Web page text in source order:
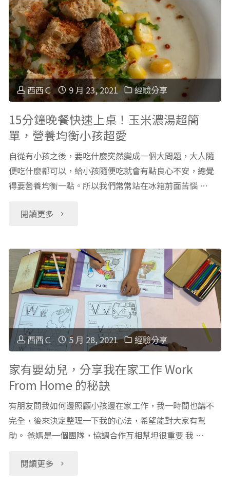
生
的
真
實
事
件
分
享
最
需
要
注
的
事：
我
生
的
真
實
事
分
享
駕
駛
很
可
怕？
有
駕
照
學
車
上
路，
女
練
車
心
西西Ｃ 9 月 23, 2021 經驗分享
15分鐘晚餐快速上桌！玉米濃湯超簡
單，營養均衡小孩超愛
自從有小孩之後，要吃什麼突然變成一個大問題，大人隨
便吃什麼都可以，給小孩隨便吃就會有點良心不安，總覺
得要營養均衡一點。所以我們常常站在冰箱前面苦惱 …
閱讀更多
"15
鐘
晚
餐
快
速
上
桌！
玉
米
西西Ｃ 5 月 28, 2021 經驗分享
家有嬰幼兒，分享我在家工作 Work
From Home 的秘訣
有朋友問我如何邊照顧小孩邊在家工作，我一時間也講不
完全，後來決定整理一下我的心法，希望能對大家有幫
助。 爸媽是一個團隊，協調合作互相幫坦很重要 我 …
閱讀更多
"家